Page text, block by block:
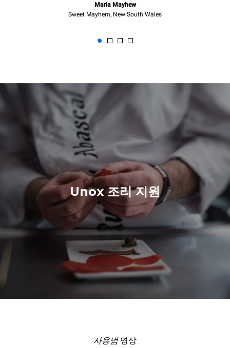
Maria Mayhew
Sweet Mayhem, New South Wales
Unox 조리 지원
사용법영상